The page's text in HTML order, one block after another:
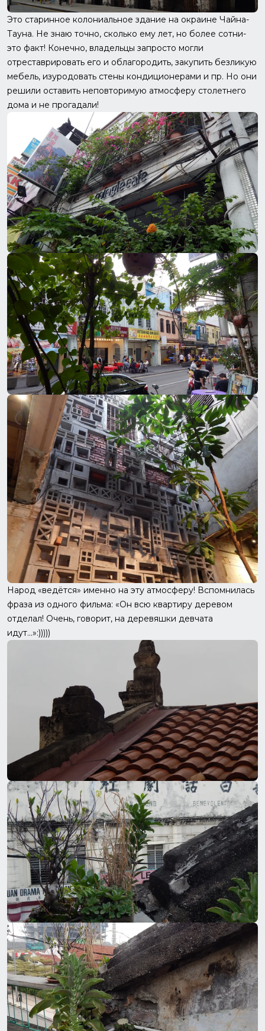
Это старинное колониальное здание на окраине Чайна-
Тауна. Не знаю точно, сколько ему лет, но более сотни-
это факт! Конечно, владельцы запросто могли
отреставрировать его и облагородить, закупить безликую
мебель, изуродовать стены кондиционерами и пр. Но они
решили оставить неповторимую атмосферу столетнего
дома и не прогадали!
Народ «ведётся» именно на эту атмосферу! Вспомнилась
фраза из одного фильма: «Он всю квартиру деревом
отделал! Очень, говорит, на деревяшки девчата
идут...»:)))))